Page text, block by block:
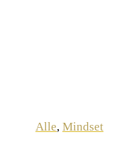
Alle, Mindset